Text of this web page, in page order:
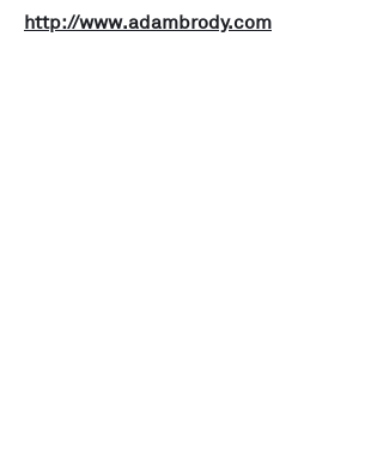
http://www.adambrody.com